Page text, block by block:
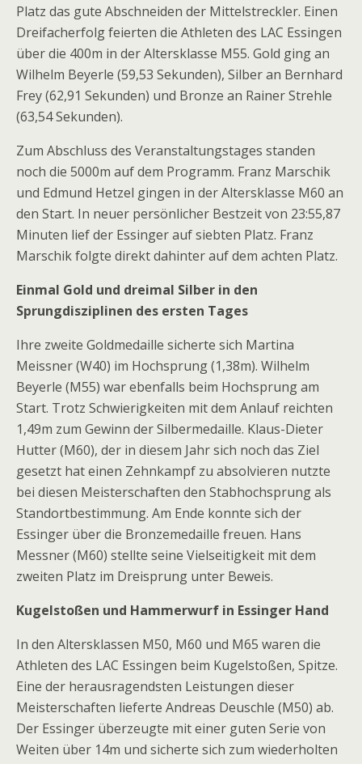
Platz das gute Abschneiden der Mittelstreckler. Einen
Dreifacherfolg feierten die Athleten des LAC Essingen
über die 400m in der Altersklasse M55. Gold ging an
Wilhelm Beyerle (59,53 Sekunden), Silber an Bernhard
Frey (62,91 Sekunden) und Bronze an Rainer Strehle
(63,54 Sekunden).
Zum Abschluss des Veranstaltungstages standen
noch die 5000m auf dem Programm. Franz Marschik
und Edmund Hetzel gingen in der Altersklasse M60 an
den Start. In neuer persönlicher Bestzeit von 23:55,87
Minuten lief der Essinger auf siebten Platz. Franz
Marschik folgte direkt dahinter auf dem achten Platz.
Einmal Gold und dreimal Silber in den
Sprungdisziplinen des ersten Tages
Ihre zweite Goldmedaille sicherte sich Martina
Meissner (W40) im Hochsprung (1,38m). Wilhelm
Beyerle (M55) war ebenfalls beim Hochsprung am
Start. Trotz Schwierigkeiten mit dem Anlauf reichten
1,49m zum Gewinn der Silbermedaille. Klaus-Dieter
Hutter (M60), der in diesem Jahr sich noch das Ziel
gesetzt hat einen Zehnkampf zu absolvieren nutzte
bei diesen Meisterschaften den Stabhochsprung als
Standortbestimmung. Am Ende konnte sich der
Essinger über die Bronzemedaille freuen. Hans
Messner (M60) stellte seine Vielseitigkeit mit dem
zweiten Platz im Dreisprung unter Beweis.
Kugelstoßen und Hammerwurf in Essinger Hand
In den Altersklassen M50, M60 und M65 waren die
Athleten des LAC Essingen beim Kugelstoßen, Spitze.
Eine der herausragendsten Leistungen dieser
Meisterschaften lieferte Andreas Deuschle (M50) ab.
Der Essinger überzeugte mit einer guten Serie von
Weiten über 14m und sicherte sich zum wiederholten